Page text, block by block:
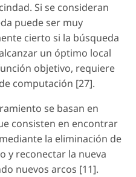
Si se consideran
puede ser muy
cierto si la búsqueda
un óptimo local
objetivo, requiere
computación [27].
se basan en
consisten en encontrar
la eliminación de
y reconectar la nueva
nuevos arcos [11].